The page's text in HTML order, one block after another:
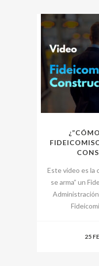
Este video es la
se arma” un
25